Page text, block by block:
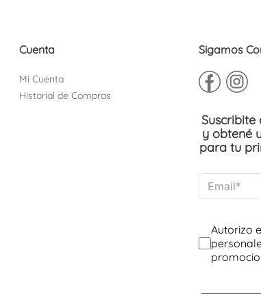
Cuenta
Mi Cuenta
Historial de Compras
Sigamos
Suscribite
y obtené
para tu